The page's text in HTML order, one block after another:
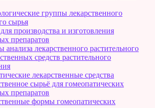
группы лекарственного
сырья
производства и изготовления
препаратов
анализа лекарственного растительного
средств растительного
лекарственные средства
сырьё для гомеопатических
препаратов
формы гомеопатических